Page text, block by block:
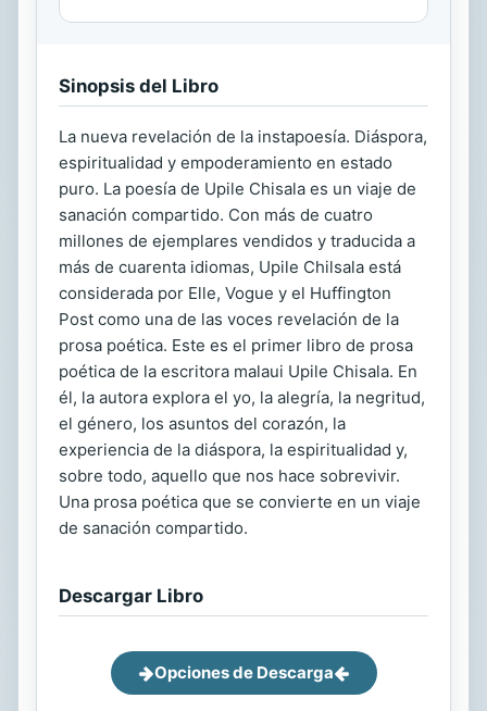
Sinopsis del Libro
La nueva revelación de la instapoesía. Diáspora,
espiritualidad y empoderamiento en estado
puro. La poesía de Upile Chisala es un viaje de
sanación compartido. Con más de cuatro
millones de ejemplares vendidos y traducida a
más de cuarenta idiomas, Upile Chilsala está
considerada por Elle, Vogue y el Huffington
Post como una de las voces revelación de la
prosa poética. Este es el primer libro de prosa
poética de la escritora malaui Upile Chisala. En
él, la autora explora el yo, la alegría, la negritud,
el género, los asuntos del corazón, la
experiencia de la diáspora, la espiritualidad y,
sobre todo, aquello que nos hace sobrevivir.
Una prosa poética que se convierte en un viaje
de sanación compartido.
Descargar Libro
Opciones de Descarga